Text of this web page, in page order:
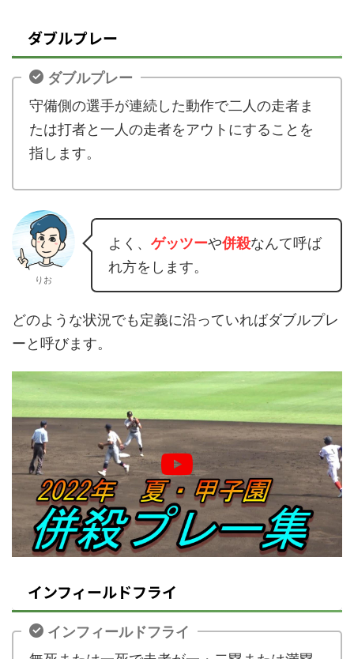
ダブルプレー
ダブルプレー
守備側の選手が連続した動作で二人の走者ま
たは打者と一人の走者をアウトにすることを
指します。
りお
よく、 ゲッツーや併殺なんて呼ば
れ方をします。
どのような状況でも定義に沿っていればダブルプレ
ーと呼びます。
インフィールドフライ
インフィールドフライ